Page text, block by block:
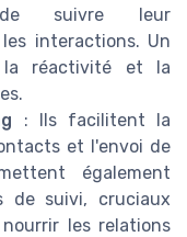
de suivre leur
interactions. Un
la réactivité et la
: Ils facilitent la
et l'envoi de
également
de suivi, cruciaux
les relations